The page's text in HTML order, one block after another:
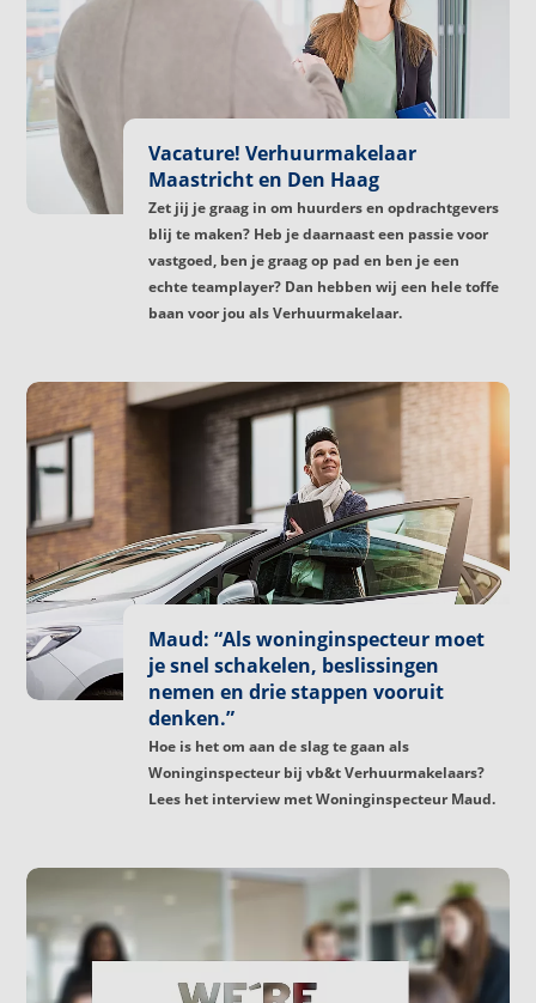
Vacature! Verhuurmakelaar
Maastricht en Den Haag
Zet jij je graag in om huurders en opdrachtgevers
blij te maken? Heb je daarnaast een passie voor
vastgoed, ben je graag op pad en ben je een
echte teamplayer? Dan hebben wij een hele toffe
baan voor jou als Verhuurmakelaar.
Maud: “Als woninginspecteur moet
je snel schakelen, beslissingen
nemen en drie stappen vooruit
denken.”
Hoe is het om aan de slag te gaan als
Woninginspecteur bij vb&t Verhuurmakelaars?
Lees het interview met Woninginspecteur Maud.